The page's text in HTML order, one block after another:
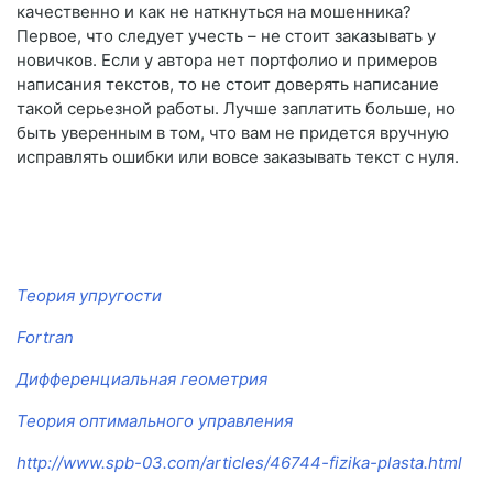
качественно и как не наткнуться на мошенника?
Первое, что следует учесть – не стоит заказывать у
новичков. Если у автора нет портфолио и примеров
написания текстов, то не стоит доверять написание
такой серьезной работы. Лучше заплатить больше, но
быть уверенным в том, что вам не придется вручную
исправлять ошибки или вовсе заказывать текст с нуля.
Теория упругости
Fortran
Дифференциальная геометрия
Теория оптимального управления
http://www.spb-03.com/articles/46744-fizika-plasta.html